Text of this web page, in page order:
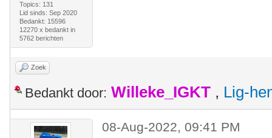
Topics: 131
Lid sinds: Sep 2020
Bedankt: 15596
12270 x bedankt in
5762 berichten
Zoek
Bedankt door: Willeke_IGKT , Lig-
08-Aug-2022, 09:41 PM